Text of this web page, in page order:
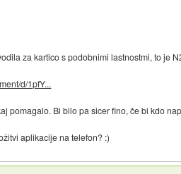
za kartico s podobnimi lastnostmi, to je
d/1pfY...
pomagalo. Bi bilo pa sicer fino, če bi kdo
aplikacije na telefon? :)